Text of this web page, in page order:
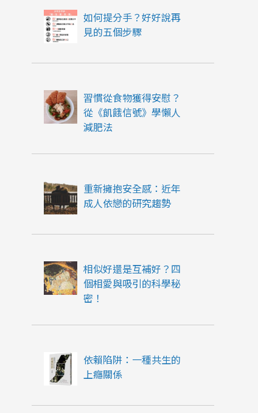
如何提分手？好好說再
見的五個步驟
習慣從食物獲得安慰？
從《飢餓信號》學懶人
減肥法
重新擁抱安全感：近年
成人依戀的研究趨勢
相似好還是互補好？四
個相愛與吸引的科學秘
密！
依賴陷阱：一種共生的
上癮關係